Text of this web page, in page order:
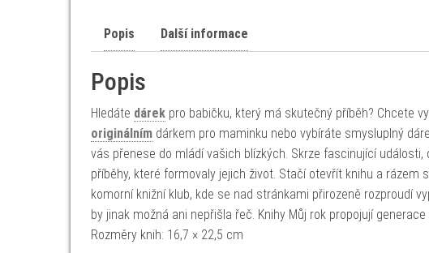
Popis Další informace
Popis
Hledáte dárek pro babičku, který má skutečný příběh? Chcete
originálním dárkem pro maminku nebo vybíráte smysluplný
vás přenese do mládí vašich blízkých. Skrze fascinující
příběhy, které formovaly jejich život. Stačí otevřít knihu a
komorní knižní klub, kde se nad stránkami přirozeně rozproudí
by jinak možná ani nepřišla řeč. Knihy Můj rok propojují
Rozměry knih: 16,7 × 22,5 cm